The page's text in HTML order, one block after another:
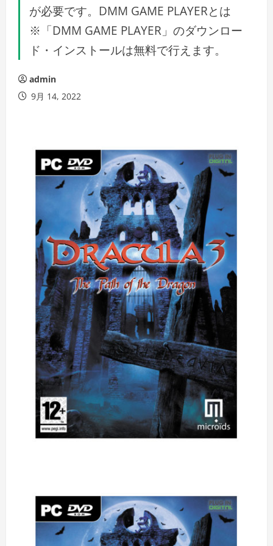
が必要です。DMM GAME PLAYERとは
※「DMM GAME PLAYER」のダウンロー
ド・インストールは無料で行えます。
admin
9月 14, 2022